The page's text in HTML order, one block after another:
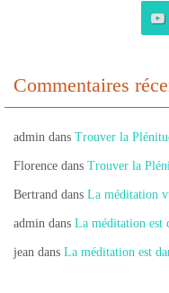
Commentaires
admin dans Trouver la
Florence dans Trouver la
Bertrand dans La méditation
admin dans La méditation est
jean dans La méditation est